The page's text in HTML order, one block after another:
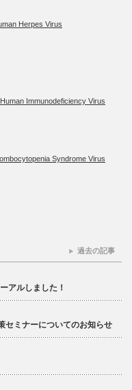
Herpes Virus
Immunodeficiency Virus
Syndrome Virus
アルしました！
セミナーについてのお知らせ
過去の記事